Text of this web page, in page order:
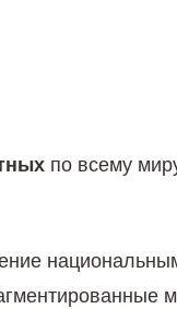
по всему